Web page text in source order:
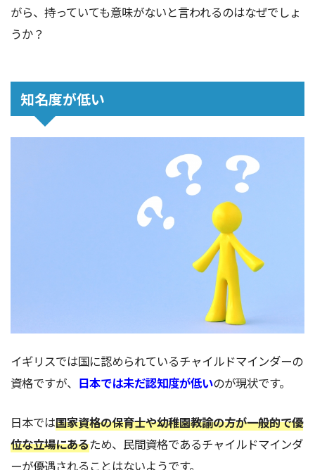
がら、持っていても意味がないと言われるのはなぜでしょ
うか？
知名度が低い
イギリスでは国に認められているチャイルドマインダーの
資格ですが、 日本では未だ認知度が低いのが現状です。
日本では国家資格の保育士や幼稚園教諭の方が一般的で優
位な立場にあるため、民間資格であるチャイルドマインダ
ーが優遇されることはないようです。